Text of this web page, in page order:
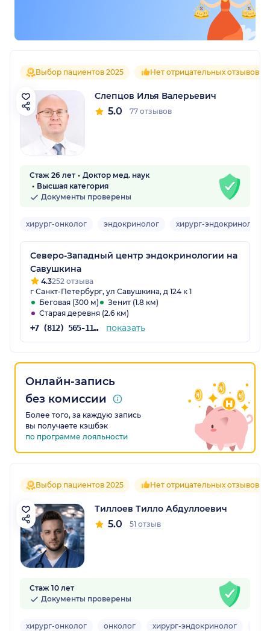
Выбор пациентов 2025 Нет отрицательных отзывов
Слепцов Илья Валерьевич
5.0 77 отзывов
Стаж 26 лет
Доктор мед. наук
Высшая категория
Документы проверены
хирург-онколог эндокринолог хирург-эндокринолог
Северо-Западный центр эндокринологии на
Савушкина
4.3252 отзыва
г Санкт-Петербург, ул Савушкина, д 124 к 1
Беговая (300 м)
Зенит (1.8 км)
Старая деревня (2.6 км)
+7 (812) 565-11-12 показать
Онлайн-запись
без комиссии
Более того, за каждую запись
вы получаете кэшбэк
по программе лояльности
Выбор пациентов 2025 Нет отрицательных отзывов
Тиллоев Тилло Абдуллоевич
5.0 51 отзыв
Стаж 10 лет
Документы проверены
хирург-онколог онколог хирург-эндокринолог